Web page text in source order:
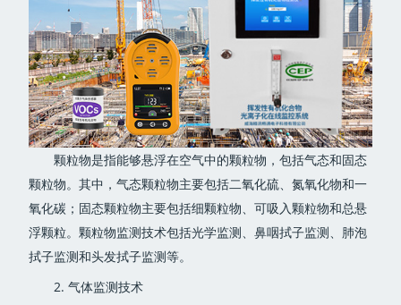
颗粒物是指能够悬浮在空气中的颗粒物，包括气态和固态
颗粒物。其中，气态颗粒物主要包括二氧化硫、氮氧化物和一
氧化碳；固态颗粒物主要包括细颗粒物、可吸入颗粒物和总悬
浮颗粒。颗粒物监测技术包括光学监测、鼻咽拭子监测、肺泡
拭子监测和头发拭子监测等。
2. 气体监测技术